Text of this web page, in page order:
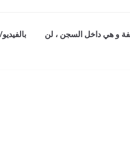
و هي داخل السجن ، لن